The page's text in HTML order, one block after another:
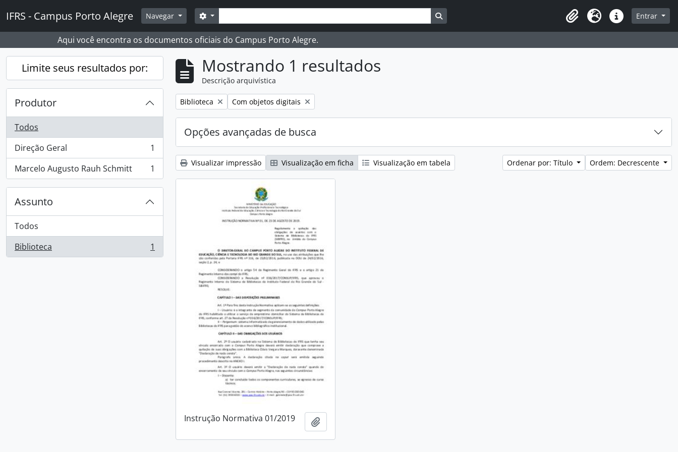
IFRS - Campus Porto Alegre Navegar Buscar
Opções de busca Busque na página de navegação
Idioma Atalhos Entrar
Aqui você encontra os documentos oficiais do Campus Porto Alegre.
Limite seus resultados por:
Produtor
Todos
Direção Geral
, 1 resultados
1
Marcelo Augusto Rauh Schmitt
, 1 resultados 1
Assunto
Todos
Biblioteca
, 1 resultados 1
Mostrando 1 resultados
Descrição arquivística
Remover filtro:
Biblioteca Remover filtro:
Com objetos digitais
Opções avançadas de busca
Visualizar impressão Visualização em ficha Visualização em tabela Ordenar por: Título Ordem: Decrescente
Instrução Normativa 01/2019